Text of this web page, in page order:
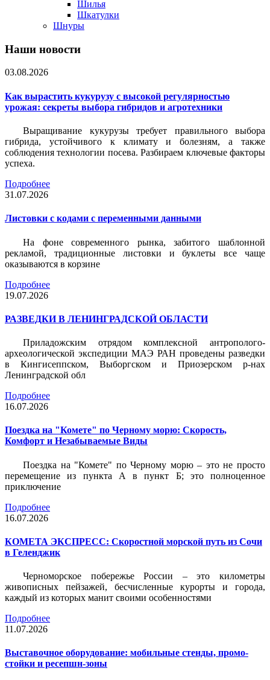
Шилья
Шкатулки
Шнуры
Наши новости
03.08.2026
Как вырастить кукурузу с высокой регулярностью
урожая: секреты выбора гибридов и агротехники
Выращивание кукурузы требует правильного выбора
гибрида, устойчивого к климату и болезням, а также
соблюдения технологии посева. Разбираем ключевые факторы
успеха.
Подробнее
31.07.2026
Листовки c кодами с переменными данными
На фоне современного рынка, забитого шаблонной
рекламой, традиционные листовки и буклеты все чаще
оказываются в корзине
Подробнее
19.07.2026
РАЗВЕДКИ В ЛЕНИНГРАДСКОЙ ОБЛАСТИ
Приладожским отрядом комплексной антрополого-
археологической экспедиции МАЭ РАН проведены разведки
в Кингисеппском, Выборгском и Приозерском р-нах
Ленинградской обл
Подробнее
16.07.2026
Поездка на "Комете" по Черному морю: Скорость,
Комфорт и Незабываемые Виды
Поездка на "Комете" по Черному морю – это не просто
перемещение из пункта А в пункт Б; это полноценное
приключение
Подробнее
16.07.2026
КОМЕТА ЭКСПРЕСС: Скоростной морской путь из Сочи
в Геленджик
Черноморское побережье России – это километры
живописных пейзажей, бесчисленные курорты и города,
каждый из которых манит своими особенностями
Подробнее
11.07.2026
Выставочное оборудование: мобильные стенды, промо-
стойки и ресепшн-зоны